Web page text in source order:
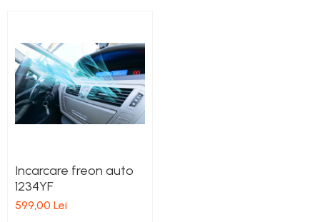
Incarcare freon auto
1234YF
599,00 Lei